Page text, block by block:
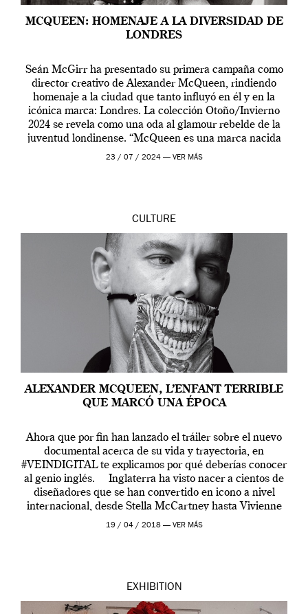
MCQUEEN: HOMENAJE A LA DIVERSIDAD DE
LONDRES
Seán McGirr ha presentado su primera campaña como
director creativo de Alexander McQueen, rindiendo
homenaje a la ciudad que tanto influyó en él y en la
icónica marca: Londres. La colección Otoño/Invierno
2024 se revela como una oda al glamour rebelde de la
juventud londinense. “McQueen es una marca nacida
en Londres y siempre ha […]
23 / 07 / 2024 — VER MÁS
CULTURE
ALEXANDER MCQUEEN, L’ENFANT TERRIBLE
QUE MARCÓ UNA ÉPOCA
Ahora que por fin han lanzado el tráiler sobre el nuevo
documental acerca de su vida y trayectoria, en
#VEINDIGITAL te explicamos por qué deberías conocer
al genio inglés. Inglaterra ha visto nacer a cientos de
diseñadores que se han convertido en icono a nivel
internacional, desde Stella McCartney hasta Vivienne
Westwood pasando […]
19 / 04 / 2018 — VER MÁS
EXHIBITION